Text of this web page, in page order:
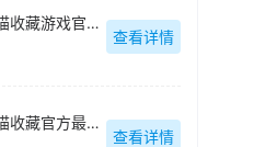
麻糬猫收藏游戏官方最新版
查看详情
麻糬猫收藏官方最新版
查看详情